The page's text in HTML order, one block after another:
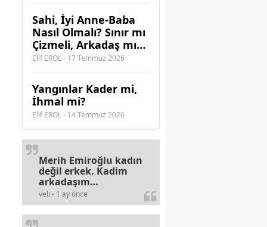
​Sahi, İyi Anne-Baba
Nasıl Olmalı? Sınır mı
Çizmeli, Arkadaş mı
Olmalı?
Elif EROL - 17 Temmuz 2026
Yangınlar Kader mi,
İhmal mi?
Elif EROL - 14 Temmuz 2026
veli - 1 ay önce
Merih Emiroğlu kadın
değil erkek. Kadim
arkadaşım
haberinizdeki hataya
gayb den
gülümsüyordur.